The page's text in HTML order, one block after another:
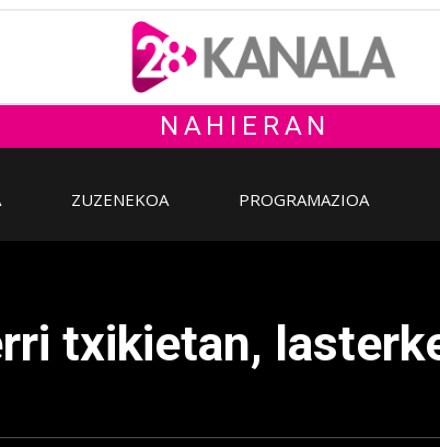
NAHIERAN
ZUZENEKOA PROGRAMAZIOA
txikietan,